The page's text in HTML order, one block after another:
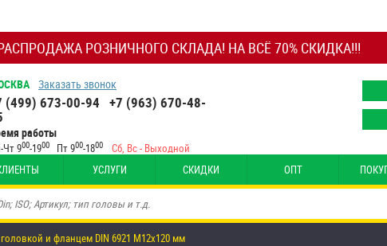
РОЗНИЧНОГО СКЛАДА! НА ВСЁ 70% СКИДКА!!!
Заказать звонок
(499) 673-00-94 +7 (963) 670-48-
работы
Чт 900-1900 Пт 900-1800 Сб, Вс - Выходной
УСЛУГИ СКИДКИ ОПТ
и фланцем DIN 6921 М12х120 мм